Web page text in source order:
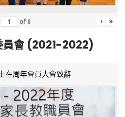
of 6 › »
員會 (2021-2022)
在周年會員大會致辭